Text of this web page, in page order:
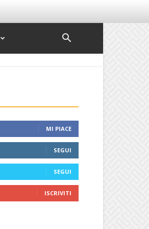
MI PIACE
SEGUI
SEGUI
ISCRIVITI